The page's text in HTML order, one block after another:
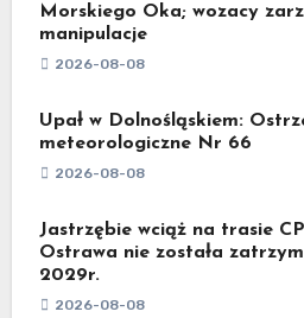
Morskiego Oka; wozacy
manipulacje
2026-08-08
Upał w Dolnośląskiem:
meteorologiczne Nr 66
2026-08-08
Jastrzębie wciąż na trasie
Ostrawa nie została
2029r.
2026-08-08